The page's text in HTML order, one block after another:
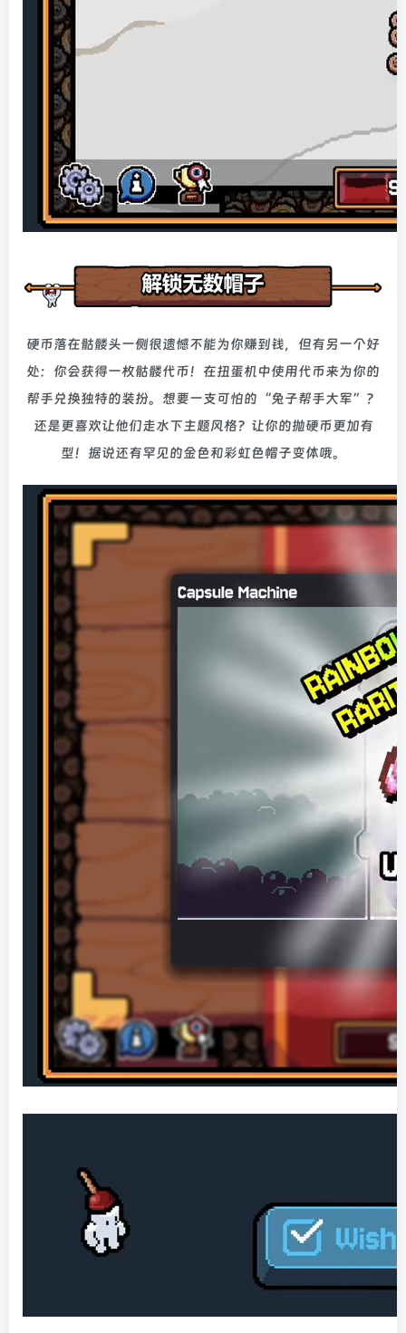
硬币落在骷髅头一侧很遗憾不能为你赚到钱，但有另一个好
处：你会获得一枚骷髅代币！在扭蛋机中使用代币来为你的
帮手兑换独特的装扮。想要一支可怕的“兔子帮手大军”？
还是更喜欢让他们走水下主题风格？让你的抛硬币更加有
型！据说还有罕见的金色和彩虹色帽子变体哦。